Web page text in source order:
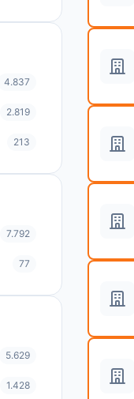
4.837
2.819
213
7.792
77
5.629
1.428